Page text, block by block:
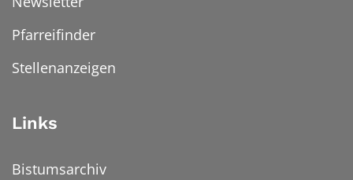
Pfarreifinder
Stellenanzeigen
Links
Bistumsarchiv